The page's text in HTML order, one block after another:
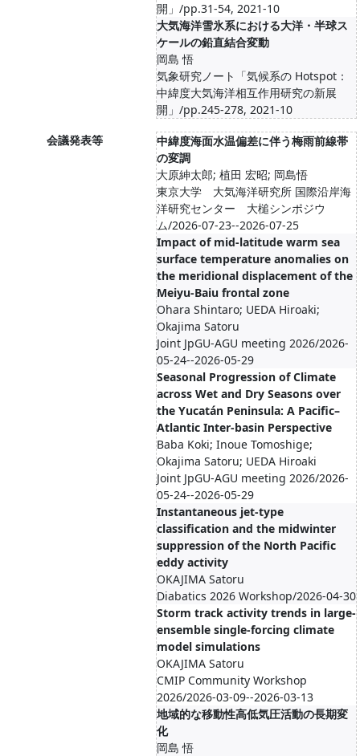
開」/pp.31-54, 2021-10
大気海洋雪氷系における大洋・半球ス
ケールの鉛直結合変動
岡島 悟
気象研究ノート「気候系の Hotspot：
中緯度大気海洋相互作用研究の新展
開」/pp.245-278, 2021-10
会議発表等
中緯度海面水温偏差に伴う梅雨前線帯
の変調
大原紳太郎; 植田 宏昭; 岡島悟
東京大学 大気海洋研究所 国際沿岸海
洋研究センター 大槌シンポジウ
ム/2026-07-23--2026-07-25
Impact of mid-latitude warm sea
surface temperature anomalies on
the meridional displacement of the
Meiyu-Baiu frontal zone
Ohara Shintaro; UEDA Hiroaki;
Okajima Satoru
Joint JpGU-AGU meeting 2026/2026-
05-24--2026-05-29
Seasonal Progression of Climate
across Wet and Dry Seasons over
the Yucatán Peninsula: A Pacific–
Atlantic Inter-basin Perspective
Baba Koki; Inoue Tomoshige;
Okajima Satoru; UEDA Hiroaki
Joint JpGU-AGU meeting 2026/2026-
05-24--2026-05-29
Instantaneous jet-type
classification and the midwinter
suppression of the North Pacific
eddy activity
OKAJIMA Satoru
Diabatics 2026 Workshop/2026-04-30
Storm track activity trends in large-
ensemble single-forcing climate
model simulations
OKAJIMA Satoru
CMIP Community Workshop
2026/2026-03-09--2026-03-13
地域的な移動性高低気圧活動の長期変
化
岡島 悟